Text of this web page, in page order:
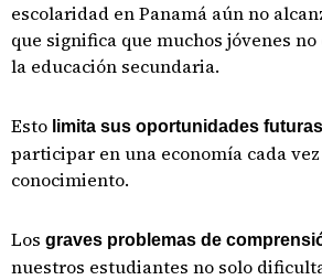
escolaridad en Panamá aún no
que significa que muchos jóvenes
la educación secundaria.
Esto limita sus oportunidades futuras
participar en una economía cada
conocimiento.
Los graves problemas de
nuestros estudiantes no solo